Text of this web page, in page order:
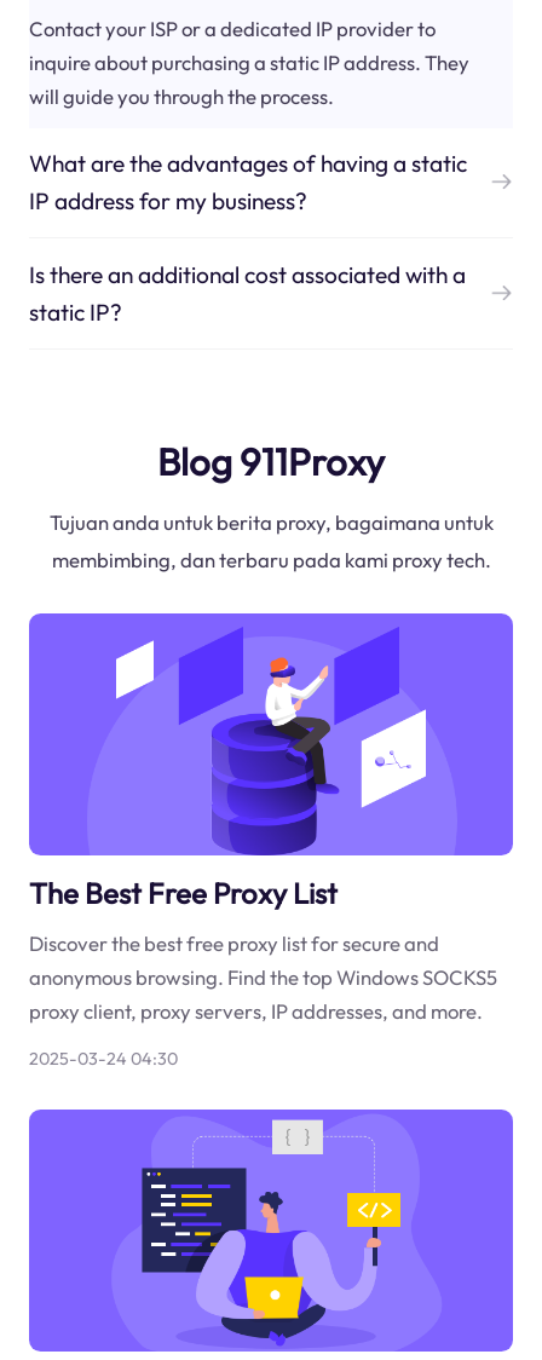
Contact your ISP or a dedicated IP provider to
inquire about purchasing a static IP address. They
will guide you through the process.
What are the advantages of having a static
IP address for my business?
Is there an additional cost associated with a
static IP?
Blog 911Proxy
Tujuan anda untuk berita proxy, bagaimana untuk
membimbing, dan terbaru pada kami proxy tech.
The Best Free Proxy List
Discover the best free proxy list for secure and
anonymous browsing. Find the top Windows SOCKS5
proxy client, proxy servers, IP addresses, and more.
2025-03-24 04:30